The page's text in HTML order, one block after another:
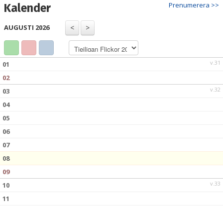
BILDGALLERI
DOKUMENT
KONTAKT
Prenumerera >>
Kalender
AUGUSTI 2026
v.31
01
02
v.32
03
04
05
06
07
08
09
v.33
10
11